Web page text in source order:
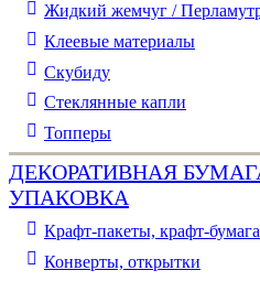
Жидкий жемчуг /
Клеевые материалы
Скубиду
Стеклянные капли
Топперы
ДЕКОРАТИВНАЯ
УПАКОВКА
Крафт-пакеты, крафт-бумага
Конверты, открытки